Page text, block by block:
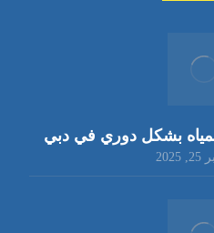
بشكل دوري في دبي